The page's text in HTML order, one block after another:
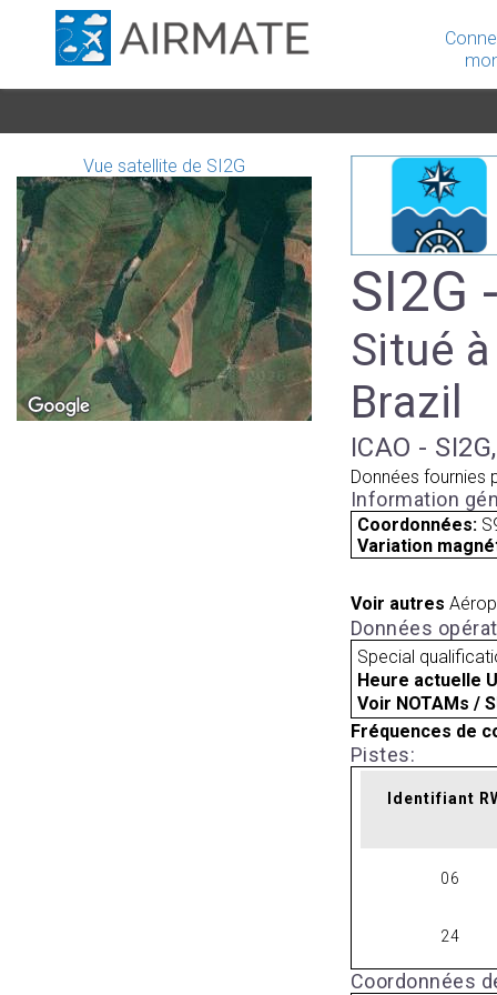
Vue satellite de SI2G
SI2G
Situé
Brazil
ICAO -
Données fournies
Information
Coordonnées:
Variation
Voir autres
Données
Special
Heure actuelle
Voir NOTAMs /
Fréquences de
Pistes:
Identifiant
06
24
Coordonnées